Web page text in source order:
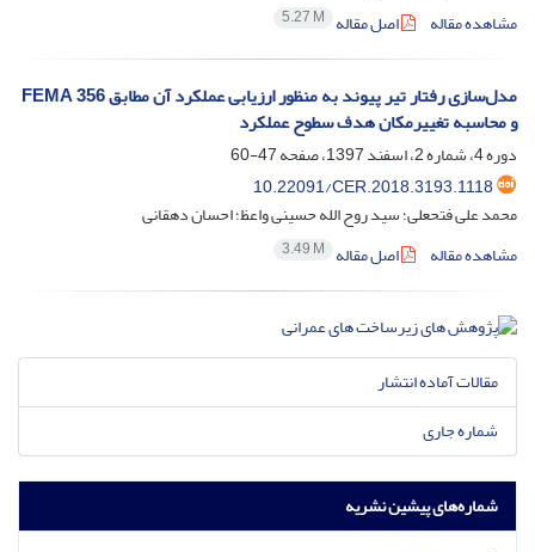
مشاهده مقاله
اصل مقاله 5.27 M
مدل‌سازی رفتار تیر پیوند به منظور ارزیابی عملکرد آن مطابق FEMA 356
و محاسبه تغییرمکان هدف سطوح عملکرد
دوره 4، شماره 2، اسفند 1397، صفحه
47-60
10.22091/CER.2018.3193.1118
محمد علی فتحعلی؛ سید روح الله حسینی واعظ؛ احسان دهقانی
مشاهده مقاله
اصل مقاله 3.49 M
مقالات آماده انتشار
شماره جاری
شماره‌های پیشین نشریه